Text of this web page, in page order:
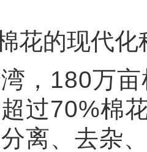
花的现代化
，180万
过70%棉
离、去杂